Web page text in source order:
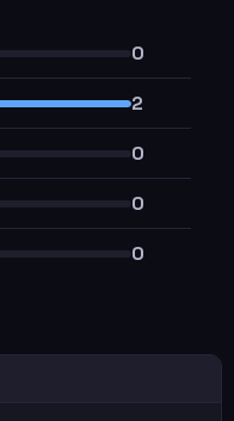
0
2
0
0
0